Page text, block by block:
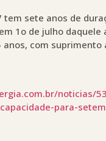
tem sete anos de
1o de julho daquele
anos, com suprimento
noticias/
para-